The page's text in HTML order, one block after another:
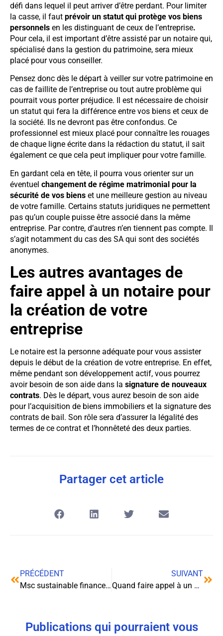
défi dans lequel il peut arriver d’être perdant. Pour limiter
la casse, il faut prévoir un statut qui protège vos biens
personnels en les distinguant de ceux de l’entreprise.
Pour cela, il est important d’être assisté par un notaire qui,
spécialisé dans la gestion du patrimoine, sera mieux
placé pour vous conseiller.
Pensez donc dès le départ à veiller sur votre patrimoine en
cas de faillite de l’entreprise ou tout autre problème qui
pourrait vous porter préjudice. Il est nécessaire de choisir
un statut qui fera la différence entre vos biens et ceux de
la société. Ils ne devront pas être confondus. Ce
professionnel est mieux placé pour connaître les rouages
de chaque ligne écrite dans la rédaction du statut, il sait
également ce que cela peut impliquer pour votre famille.
En gardant cela en tête, il pourra vous orienter sur un
éventuel changement de régime matrimonial pour la
sécurité de vos biens et une meilleure gestion au niveau
de votre famille. Certains statuts juridiques ne permettent
pas qu’un couple puisse être associé dans la même
entreprise. Par contre, d’autres n’en tiennent pas compte. Il
s’agit notamment du cas des SA qui sont des sociétés
anonymes.
Les autres avantages de
faire appel à un notaire pour
la création de votre
entreprise
Le notaire est la personne adéquate pour vous assister
depuis le début de la création de votre entreprise. En effet,
même pendant son développement actif, vous pourrez
avoir besoin de son aide dans la signature de nouveaux
contrats. Dès le départ, vous aurez besoin de son aide
pour l’acquisition de biens immobiliers et la signature des
contrats de bail. Son rôle sera d’assurer la légalité des
termes de ce contrat et l’honnêteté des deux parties.
Partager cet article
PRÉCÉDENT
Msc sustainable finance : les avantages de la formation
SUIVANT
Quand faire appel à un photographe d’entreprise ?
Publications qui pourraient vous